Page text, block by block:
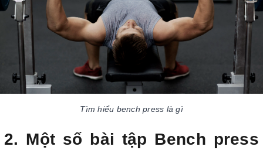
Tìm hiểu bench press là gì
2. Một số bài tập Bench press